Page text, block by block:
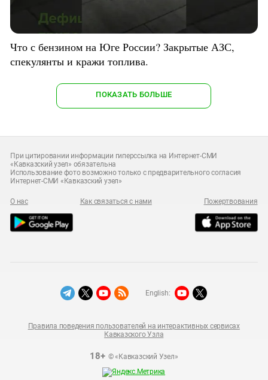
Что с бензином на Юге России? Закрытые АЗС,
спекулянты и кражи топлива.
ПОКАЗАТЬ БОЛЬШЕ
При цитировании информации гиперссылка на Интернет-СМИ
«Кавказский узел» обязательна
Использование фото возможно только с предварительного согласия
Интернет-СМИ «Кавказский узел»
О нас Как связаться с нами Пожертвования
18+© «Кавказский Узел»
Правила поведения пользователей на интерактивных сервисах
Кавказского Узла
English: